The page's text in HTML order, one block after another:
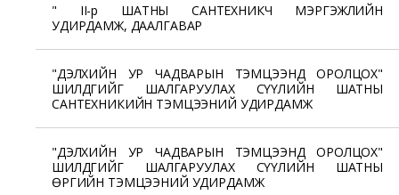
" II-р ШАТНЫ САНТЕХНИКЧ МЭРГЭЖЛИЙН
УДИРДАМЖ, ДААЛГАВАР
"ДЭЛХИЙН УР ЧАДВАРЫН ТЭМЦЭЭНД ОРОЛЦОХ"
ШИЛДГИЙГ ШАЛГАРУУЛАХ СҮҮЛИЙН ШАТНЫ
САНТЕХНИКИЙН ТЭМЦЭЭНИЙ УДИРДАМЖ
"ДЭЛХИЙН УР ЧАДВАРЫН ТЭМЦЭЭНД ОРОЛЦОХ"
ШИЛДГИЙГ ШАЛГАРУУЛАХ СҮҮЛИЙН ШАТНЫ
ӨРГИЙН ТЭМЦЭЭНИЙ УДИРДАМЖ